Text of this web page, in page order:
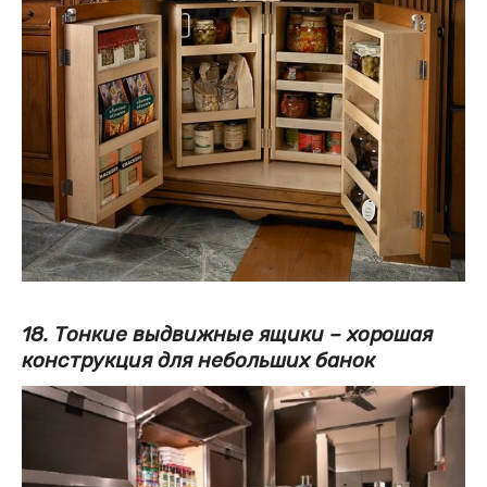
18. Тонкие выдвижные ящики – хорошая
конструкция для небольших банок